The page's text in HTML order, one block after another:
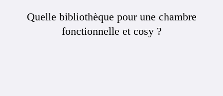
Quelle bibliothèque pour une chambre
fonctionnelle et cosy ?